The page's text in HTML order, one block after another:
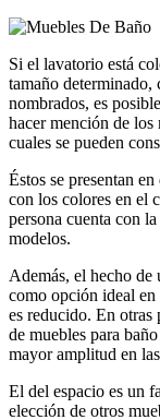
Si el lavatorio está
tamaño determinado,
nombrados, es
hacer mención de los
cuales se pueden
Éstos se presentan
con los colores en el
persona cuenta con
modelos.
Además, el hecho de
como opción ideal en
es reducido. En otras
de muebles para
mayor amplitud en
El del espacio es un
elección de otros